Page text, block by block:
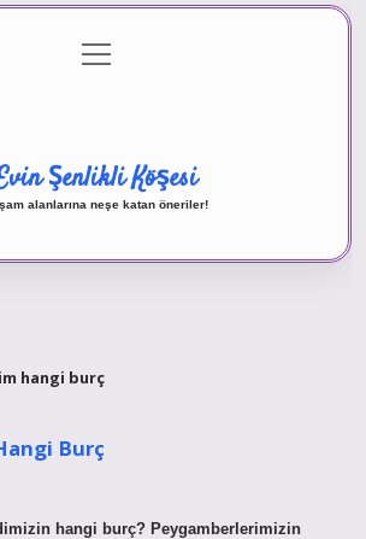
Gizlilik Politikası
menüyü
aç
Şenlikli Köşesi
alanlarına neşe katan öneriler!
hangi burç
Burç
hangi burç? Peygamberlerimizin